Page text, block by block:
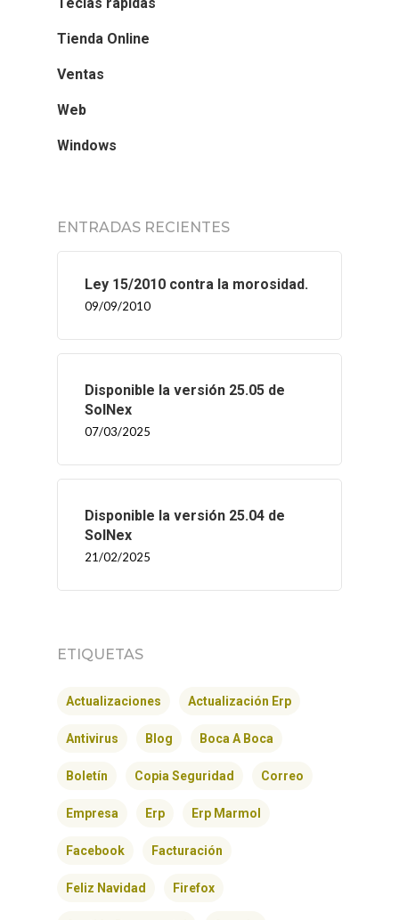
Tienda Online
Ventas
Web
Windows
ENTRADAS RECIENTES
Ley 15/2010 contra la morosidad.
09/09/2010
Disponible la versión 25.05 de
SolNex
07/03/2025
Disponible la versión 25.04 de
SolNex
21/02/2025
ETIQUETAS
Actualizaciones Actualización Erp
Antivirus Blog Boca A Boca
Boletín Copia Seguridad Correo
Empresa Erp Erp Marmol
Facebook Facturación
Feliz Navidad Firefox